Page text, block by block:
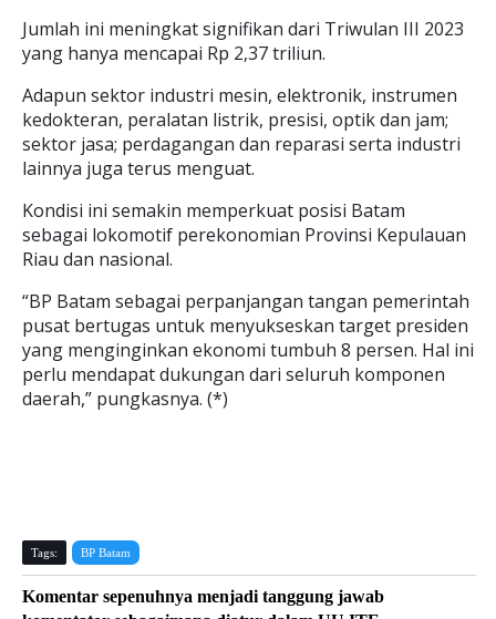
Jumlah ini meningkat signifikan dari Triwulan III 2023
yang hanya mencapai Rp 2,37 triliun.
Adapun sektor industri mesin, elektronik, instrumen
kedokteran, peralatan listrik, presisi, optik dan jam;
sektor jasa; perdagangan dan reparasi serta industri
lainnya juga terus menguat.
Kondisi ini semakin memperkuat posisi Batam
sebagai lokomotif perekonomian Provinsi Kepulauan
Riau dan nasional.
“BP Batam sebagai perpanjangan tangan pemerintah
pusat bertugas untuk menyukseskan target presiden
yang menginginkan ekonomi tumbuh 8 persen. Hal ini
perlu mendapat dukungan dari seluruh komponen
daerah,” pungkasnya. (*)
Tags: BP Batam
Komentar sepenuhnya menjadi tanggung jawab